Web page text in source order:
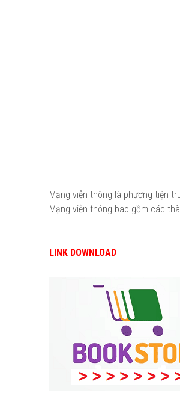
Mạng viễn thông là phương tiện
Mạng viễn thông bao gồm các
LINK DOWNLOAD